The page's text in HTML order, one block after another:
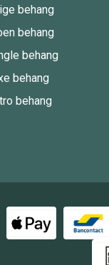
behang
behang
behang
behang
behang